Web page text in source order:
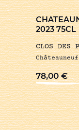
2023 75CL
CLOS DES
78,00€